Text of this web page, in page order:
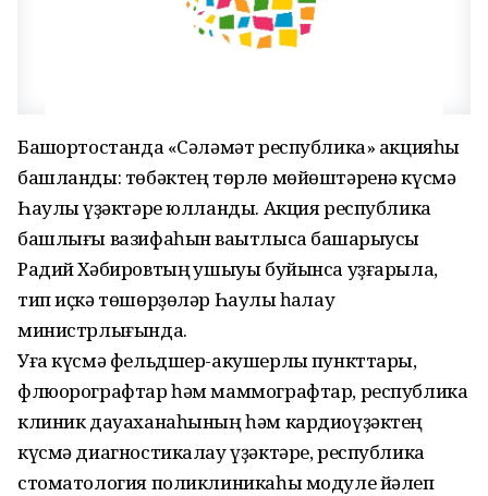
Башҡортостанда «Сәләмәт республика» акцияһы
башланды: төбәктең төрлө мөйөштәренә күсмә
Һаулыҡ үҙәктәре юлланды. Акция республика
башлығы вазифаһын ваҡытлыса башҡарыусы
Радий Хәбировтың ҡушыуы буйынса уҙғарыла,
тип иҫкә төшөрҙөләр Һаулыҡ һаҡлау
министрлығында.
Уға күсмә фельдшер-акушерлыҡ пункттары,
флюорографтар һәм маммографтар, республика
клиник дауаханаһының һәм кардиоүҙәктең
күсмә диагностикалау үҙәктәре, республика
стоматология поликлиникаһы модуле йәлеп